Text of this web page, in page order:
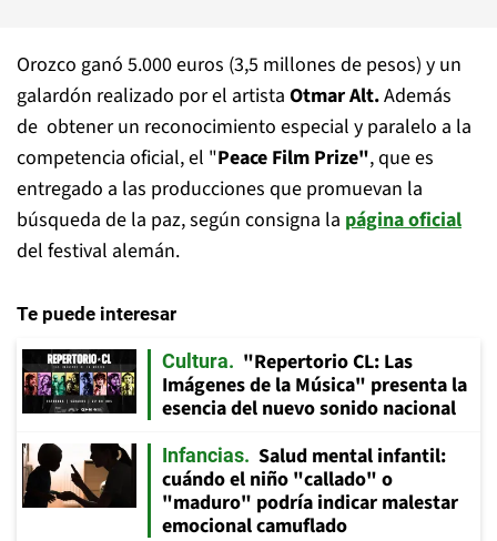
Orozco ganó 5.000 euros (3,5 millones de pesos) y un
galardón realizado por el artista Otmar Alt.Además
de obtener un reconocimiento especial y paralelo a la
competencia oficial, el "Peace Film Prize", que es
entregado a las producciones que promuevan la
búsqueda de la paz, según consigna la página oficial
del festival alemán.
Te puede interesar
Cultura
"Repertorio CL: Las
Imágenes de la Música" presenta la
esencia del nuevo sonido nacional
Infancias
Salud mental infantil:
cuándo el niño "callado" o
"maduro" podría indicar malestar
emocional camuflado